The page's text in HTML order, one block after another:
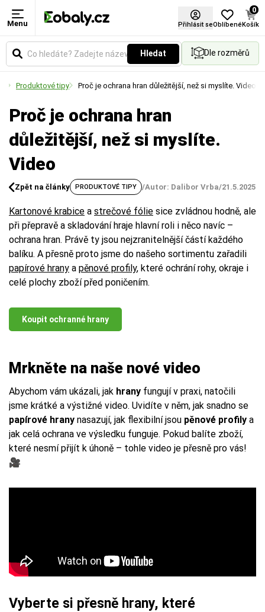
Menu Přihlásit seOblíbené
0
Košík
Hledat Dle rozměrů
Produktové tipy Proč je ochrana hran důležitější, než si myslíte. Video
Proč je ochrana hran
důležitější, než si myslíte.
Video
Zpět na články PRODUKTOVÉ TIPY /Autor: Dalibor Vrba/21.5.2025
Kartonové krabice a strečové fólie sice zvládnou hodně, ale
při přepravě a skladování hraje hlavní roli i něco navíc –
ochrana hran. Právě ty jsou nejzranitelnější částí každého
balíku. A přesně proto jsme do našeho sortimentu zařadili
papírové hrany a pěnové profily, které ochrání rohy, okraje i
celé plochy zboží před poničením.
Koupit ochranné hrany
Mrkněte na naše nové video
Abychom vám ukázali, jak hrany fungují v praxi, natočili
jsme krátké a výstižné video. Uvidíte v něm, jak snadno se
papírové hrany nasazují, jak flexibilní jsou pěnové profily a
jak celá ochrana ve výsledku funguje. Pokud balíte zboží,
které nesmí přijít k úhoně – tohle video je přesně pro vás!
🎥
Vyberte si přesně hrany, které